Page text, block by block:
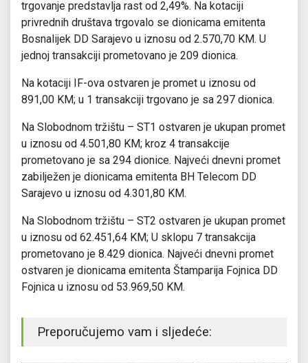
trgovanje predstavlja rast od 2,49%. Na kotaciji
privrednih društava trgovalo se dionicama emitenta
Bosnalijek DD Sarajevo u iznosu od 2.570,70 KM. U
jednoj transakciji prometovano je 209 dionica.
Na kotaciji IF-ova ostvaren je promet u iznosu od
891,00 KM; u 1 transakciji trgovano je sa 297 dionica.
Na Slobodnom tržištu – ST1 ostvaren je ukupan promet
u iznosu od 4.501,80 KM; kroz 4 transakcije
prometovano je sa 294 dionice. Najveći dnevni promet
zabilježen je dionicama emitenta BH Telecom DD
Sarajevo u iznosu od 4.301,80 KM.
Na Slobodnom tržištu – ST2 ostvaren je ukupan promet
u iznosu od 62.451,64 KM; U sklopu 7 transakcija
prometovano je 8.429 dionica. Najveći dnevni promet
ostvaren je dionicama emitenta Štamparija Fojnica DD
Fojnica u iznosu od 53.969,50 KM.
Preporučujemo vam i sljedeće: